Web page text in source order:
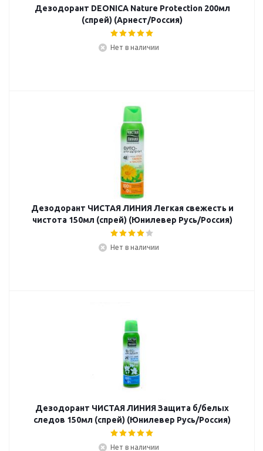
Дезодорант DEONICA Nature Protection 200мл
(спрей) (Арнест/Россия)
Нет в наличии
Дезодорант ЧИСТАЯ ЛИНИЯ Легкая свежесть и
чистота 150мл (спрей) (Юнилевер Русь/Россия)
Нет в наличии
Дезодорант ЧИСТАЯ ЛИНИЯ Защита б/белых
следов 150мл (спрей) (Юнилевер Русь/Россия)
Нет в наличии